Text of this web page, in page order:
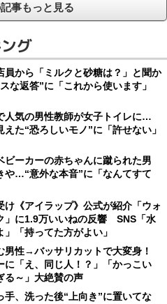
事もっと見る
グ
員から「ミルクと砂糖は？」と聞か
返答”に「これから使います」
人気の男性教師が女子トイレに…
た“恐ろしいモノ”に「許せない」
ビーカーの赤ちゃんに蹴られた男
…“意外な本音”に「なんてすて
け《アイラップ》公式が紹介「ウォ
」に1.9万いいねの反響 SNS「水
「持ってた方がよい」
男性→バッサリカットで大変身！
に「え、同じ人！？」「かっこい
る～」大絶賛の声
手、洗った後“上向き”に置いてな